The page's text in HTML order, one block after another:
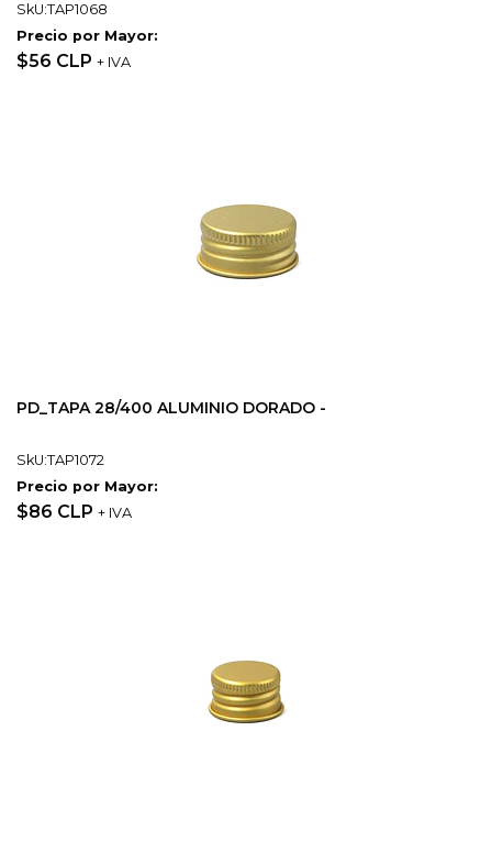
SkU:TAP1068
Precio por Mayor:
$56 CLP + IVA
PD_TAPA 28/400 ALUMINIO DORADO -
SkU:TAP1072
Precio por Mayor:
$86 CLP + IVA